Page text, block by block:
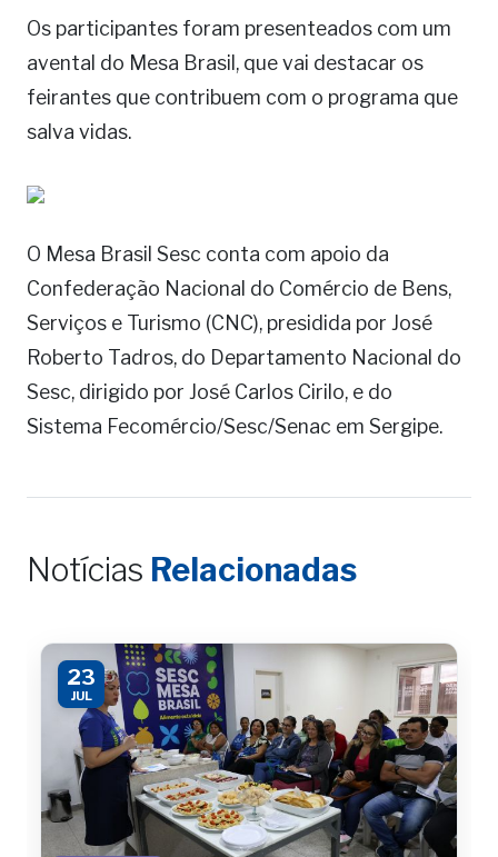
Os participantes foram presenteados com um
avental do Mesa Brasil, que vai destacar os
feirantes que contribuem com o programa que
salva vidas.
O Mesa Brasil Sesc conta com apoio da
Confederação Nacional do Comércio de Bens,
Serviços e Turismo (CNC), presidida por José
Roberto Tadros, do Departamento Nacional do
Sesc, dirigido por José Carlos Cirilo, e do
Sistema Fecomércio/Sesc/Senac em Sergipe.
Notícias Relacionadas
23
JUL